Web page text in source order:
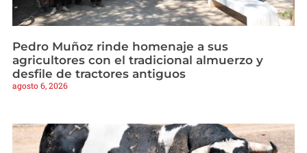
Pedro Muñoz rinde homenaje a sus
agricultores con el tradicional almuerzo y
desfile de tractores antiguos
agosto 6, 2026